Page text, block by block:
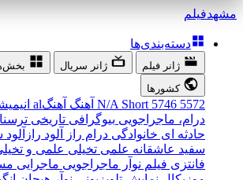
مشهدفیلم
دسته‌بندی‌ها
ژانر فیلم ژانر سریال
کشورها
5572
5746
N/A Short آهنگ آهنگal
درام، ماجراجویی بیوگرافی تاریخی
حادثه ای خانوادگی درام راز آلود رازآلود
سفید عاشقانه علمی تخیلی علمی و
فانتزی فیلم نوآر ماجراجویی ماجرایی